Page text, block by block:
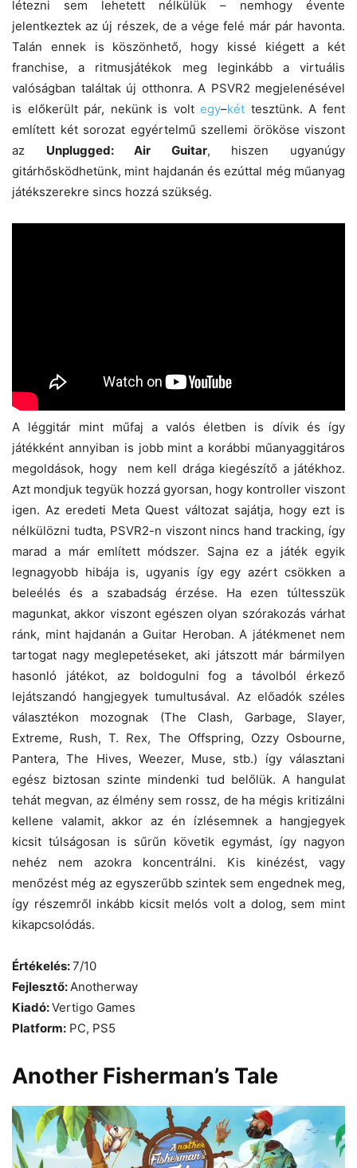
létezni sem lehetett nélkülük – nemhogy évente
jelentkeztek az új részek, de a vége felé már pár havonta.
Talán ennek is köszönhető, hogy kissé kiégett a két
franchise, a ritmusjátékok meg leginkább a virtuális
valóságban találtak új otthonra. A PSVR2 megjelenésével
is előkerült pár, nekünk is voltegy–két tesztünk. A fent
említett két sorozat egyértelmű szellemi örököse viszont
az Unplugged: Air Guitar, hiszen ugyanúgy
gitárhősködhetünk, mint hajdanán és ezúttal még műanyag
játékszerekre sincs hozzá szükség.
A léggitár mint műfaj a valós életben is dívik és így
játékként annyiban is jobb mint a korábbi műanyaggitáros
megoldások, hogy nem kell drága kiegészítő a játékhoz.
Azt mondjuk tegyük hozzá gyorsan, hogy kontroller viszont
igen. Az eredeti Meta Quest változat sajátja, hogy ezt is
nélkülözni tudta, PSVR2-n viszont nincs hand tracking, így
marad a már említett módszer. Sajna ez a játék egyik
legnagyobb hibája is, ugyanis így egy azért csökken a
beleélés és a szabadság érzése. Ha ezen túltesszük
magunkat, akkor viszont egészen olyan szórakozás várhat
ránk, mint hajdanán a Guitar Heroban. A játékmenet nem
tartogat nagy meglepetéseket, aki játszott már bármilyen
hasonló játékot, az boldogulni fog a távolból érkező
lejátszandó hangjegyek tumultusával. Az előadók széles
választékon mozognak (The Clash, Garbage, Slayer,
Extreme, Rush, T. Rex, The Offspring, Ozzy Osbourne,
Pantera, The Hives, Weezer, Muse, stb.) így választani
egész biztosan szinte mindenki tud belőlük. A hangulat
tehát megvan, az élmény sem rossz, de ha mégis kritizálni
kellene valamit, akkor az én ízlésemnek a hangjegyek
kicsit túlságosan is sűrűn követik egymást, így nagyon
nehéz nem azokra koncentrálni. Kis kinézést, vagy
menőzést még az egyszerűbb szintek sem engednek meg,
így részemről inkább kicsit melós volt a dolog, sem mint
kikapcsolódás.
Értékelés:7/10
Fejlesztő: Anotherway
Kiadó:Vertigo Games
Platform: PC, PS5
Another Fisherman’s Tale